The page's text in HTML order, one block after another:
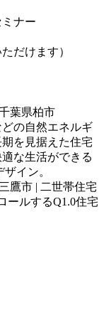
ナー
だけます）
葉県柏市
の自然エネルギ
を見据えた住宅
な生活ができる
イン。
鷹市 | 二世帯住宅
ールするQ1.0住宅